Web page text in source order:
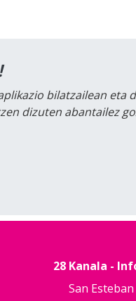
bilatzailean eta
dizuten abantailez
28 Kanala -
San Esteban